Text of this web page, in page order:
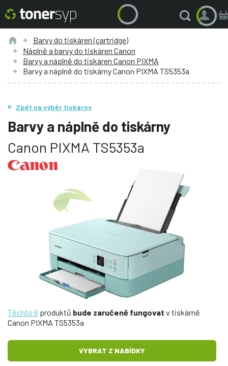
Barvy do tiskáren (cartridge)
Náplně a barvy do tiskáren Canon
Barvy a náplně do tiskáren Canon PIXMA
Barvy a náplně do tiskárny Canon PIXMA TS5353a
Zpět na výběr tiskárny
Barvy a náplně do tiskárny
Canon PIXMA TS5353a
Těchto 6 produktů bude zaručeně fungovat v tiskárně
Canon PIXMA TS5353a
VYBRAT Z NABÍDKY